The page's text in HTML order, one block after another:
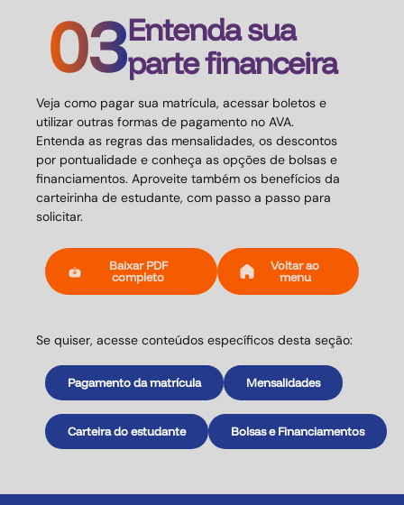
03Entenda sua
parte financeira
Veja como pagar sua matrícula, acessar boletos e
utilizar outras formas de pagamento no AVA.
Entenda as regras das mensalidades, os descontos
por pontualidade e conheça as opções de bolsas e
financiamentos. Aproveite também os benefícios da
carteirinha de estudante, com passo a passo para
solicitar.
Baixar PDF
completo
Voltar ao
menu
Se quiser, acesse conteúdos específicos desta seção:
Pagamento da matrícula Mensalidades
Carteira do estudante Bolsas e Financiamentos